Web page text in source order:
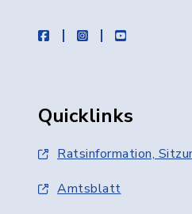
facebookinstagramyoutube
Quicklinks
Ratsinformation,
Amtsblatt